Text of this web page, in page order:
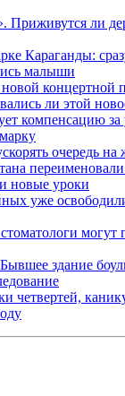
Приживутся ли
Караганды:
малыши
новой
ли этой
компенсацию
очередь на
новые уроки
уже
могут
здание
четвертей,